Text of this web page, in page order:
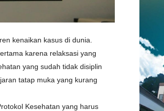
kenaikan kasus di dunia.
karena relaksasi yang
yang sudah tidak disiplin
tatap muka yang kurang
Kesehatan yang harus